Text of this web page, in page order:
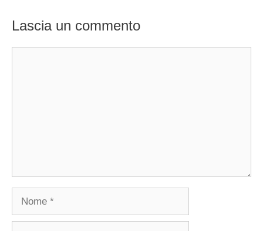
Lascia un commento
Nome